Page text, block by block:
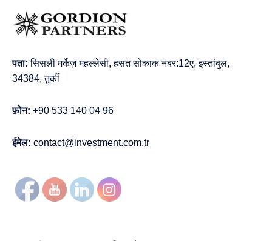
पता: सिसली मर्केज़ महल्लेसी, हसत सोकाक नंबर:12ए, इस्तांबुल,
34384, तुर्की
फ़ोन: +90 533 140 04 96
ईमेल: contact@investment.com.tr